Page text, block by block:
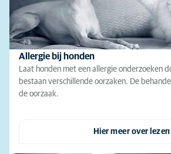
Allergie bij honden
Laat honden met een allergie onderzoeken
bestaan verschillende oorzaken. De
de oorzaak.
Hier meer over lezen